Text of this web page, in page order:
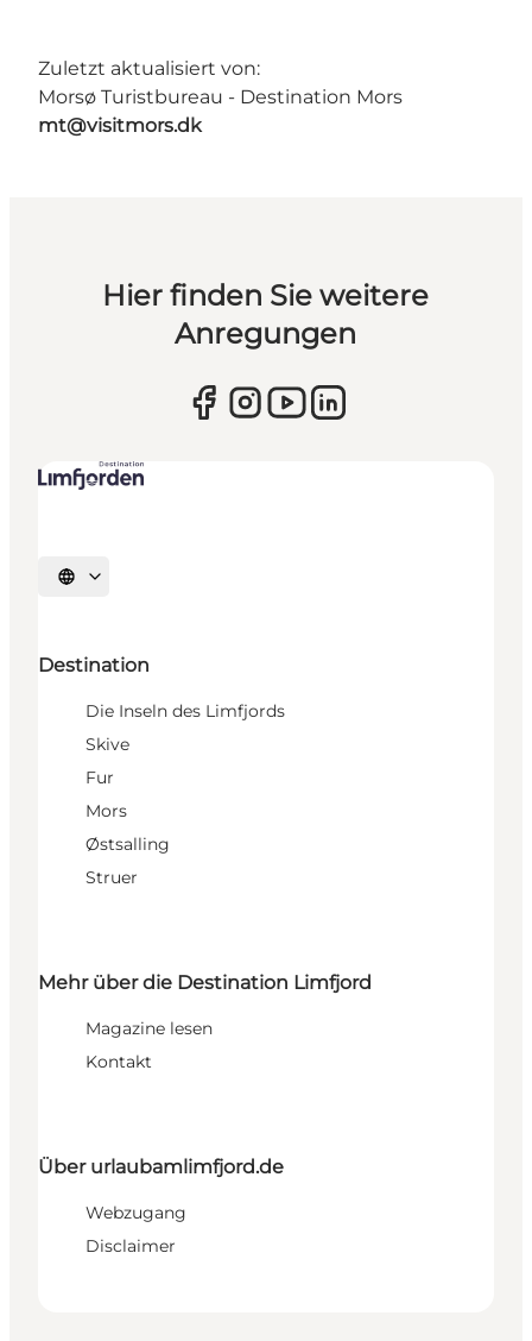
Zuletzt aktualisiert von:
Morsø Turistbureau - Destination Mors
mt@visitmors.dk
Hier finden Sie weitere
Anregungen
Sprache auswählen
Destination
Die Inseln des Limfjords
Skive
Fur
Mors
Østsalling
Struer
Mehr über die Destination Limfjord
Magazine lesen
Kontakt
Über urlaubamlimfjord.de
Webzugang
Disclaimer